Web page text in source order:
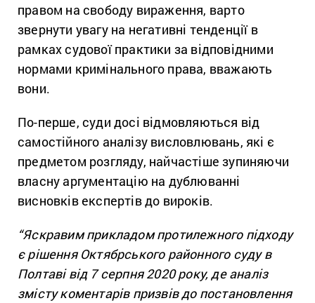
правом на свободу вираження, варто
звернути увагу на негативні тенденції в
рамках судової практики за відповідними
нормами кримінального права, вважають
вони.
По-перше, суди досі відмовляються від
самостійного аналізу висловлювань, які є
предметом розгляду, найчастіше зупиняючи
власну аргументацію на дублюванні
висновків експертів до вироків.
“Яскравим прикладом протилежного підходу
єрішення Октябрського районного суду в
Полтаві від 7 серпня 2020 року, де аналіз
змісту коментарів призвів до постановлення